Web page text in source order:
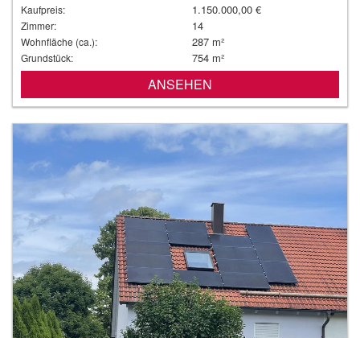
Kaufpreis:
1.150.000,00 €
Zimmer: 14
Wohnfläche (ca.): 287 m²
Grundstück: 754 m²
ANSEHEN